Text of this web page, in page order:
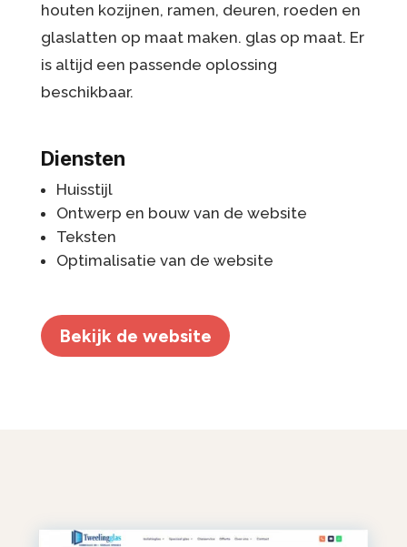
houten kozijnen, ramen, deuren, roeden en
glaslatten op maat maken. glas op maat. Er
is altijd een passende oplossing
beschikbaar.
Diensten
Huisstijl
Ontwerp en bouw van de website
Teksten
Optimalisatie van de website
Bekijk de website